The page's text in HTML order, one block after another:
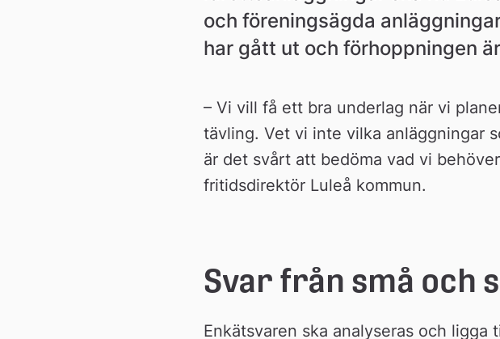
och föreningsägda
har gått ut och förhoppningen
– Vi vill få ett bra underlag när vi
tävling. Vet vi inte vilka anläggningar
är det svårt att bedöma vad vi
fritidsdirektör Luleå kommun.
Svar från små och
Enkätsvaren ska analyseras och